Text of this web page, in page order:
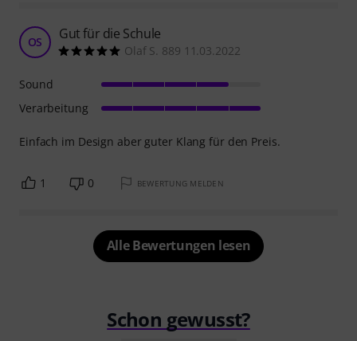
OS Gut für die Schule
Olaf S. 889 11.03.2022
Einfach im Design aber guter Klang für den Preis.
Sound
Verarbeitung
1 0 BEWERTUNG MELDEN
Alle Bewertungen lesen
Schon gewusst?